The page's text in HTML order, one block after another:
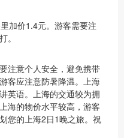
加价1.4元。游客需要注
。
注意个人安全，避免携带
客应注意防暑降温。上海
英语。上海的交通较为拥
海的物价水平较高，游客
您的上海2日1晚之旅。祝